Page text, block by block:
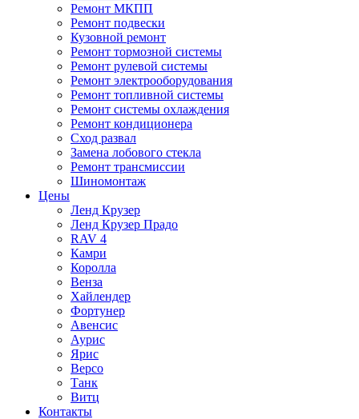
Ремонт МКПП
Ремонт подвески
Кузовной ремонт
Ремонт тормозной системы
Ремонт рулевой системы
Ремонт электрооборудования
Ремонт топливной системы
Ремонт системы охлаждения
Ремонт кондиционера
Сход развал
Замена лобового стекла
Ремонт трансмиссии
Шиномонтаж
Цены
Ленд Крузер
Ленд Крузер Прадо
RAV 4
Камри
Королла
Венза
Хайлендер
Фортунер
Авенсис
Аурис
Ярис
Версо
Танк
Витц
Контакты